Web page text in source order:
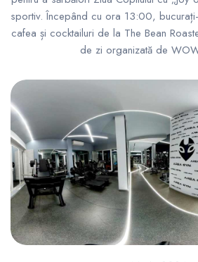
sportiv. Începând cu ora 13:00,
cafea și cocktailuri de la The Bean
de zi organizată de